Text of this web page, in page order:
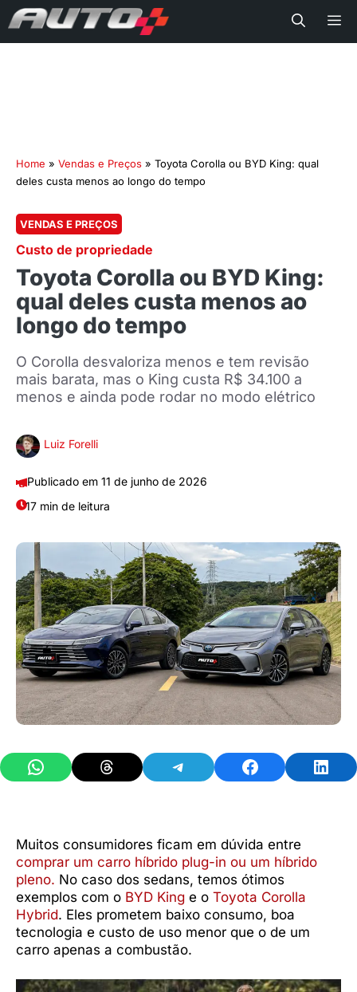
Home » Vendas e Preços » Toyota Corolla ou BYD King: qual
deles custa menos ao longo do tempo
VENDAS E PREÇOS
Custo de propriedade
Toyota Corolla ou BYD King:
qual deles custa menos ao
longo do tempo
O Corolla desvaloriza menos e tem revisão
mais barata, mas o King custa R$ 34.100 a
menos e ainda pode rodar no modo elétrico
Luiz Forelli
11 de junho de 2026
17 min de leitura
Share on WhatsAppShare on ThreadsShare on TelegramShare on Facebook
Muitos consumidores ficam em dúvida entre
comprar um carro híbrido plug-in ou um híbrido
pleno. No caso dos sedans, temos ótimos
exemplos com o BYD King e o Toyota Corolla
Hybrid. Eles prometem baixo consumo, boa
tecnologia e custo de uso menor que o de um
carro apenas a combustão.